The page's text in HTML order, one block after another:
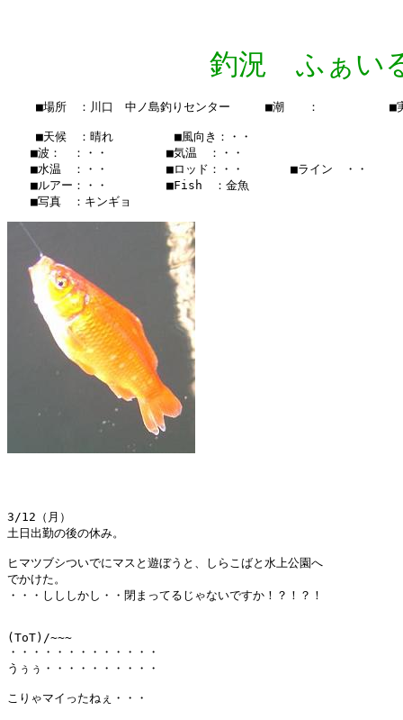
釣況 ふぁい
■場所　：川口　中ノ島釣りセンター　　　■潮　　：　　　　　
    ■天候　：晴れ 　　　 　■風向き：・・
■波：　：・・　　　　　■気温　：・・
■水温　：・・　　　　　■ロッド：・・　　　　■ライン　・・
■ルアー：・・　　　　　■Fish　：金魚
3/12（月）
土日出勤の後の休み。
ヒマツブシついでにマスと遊ぼうと、しらこばと水上公園へ
でかけた。
・・・しししかし・・閉まってるじゃないですか！？！？！
(ToT)/~~~
・・・・・・・・・・・・・
うぅぅ・・・・・・・・・・
こりゃマイったねぇ・・・